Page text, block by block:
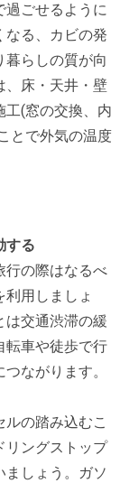
過ごせるように
なる、カビの発
暮らしの質が向
、床・天井・壁
工(窓の交換、内
とで外気の温度
する
行の際はなるべ
利用しましょ
は交通渋滞の緩
転車や徒歩で行
ながります。
の踏み込むこ
リングストップ
ましょう。ガソ